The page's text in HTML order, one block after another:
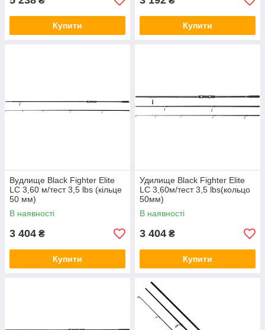
Купити Купити
Вудлище Black Fighter Elite
LC 3,60 м/тест 3,5 lbs (кільце
50 мм)
В наявності
3 404 ₴
Купити
Удилище Black Fighter Elite
LC 3,60м/тест 3,5 lbs(кольцо
50мм)
В наявності
3 404 ₴
Купити